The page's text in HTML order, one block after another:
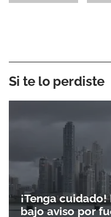
Si te lo perdiste
¡Tenga
bajo aviso por